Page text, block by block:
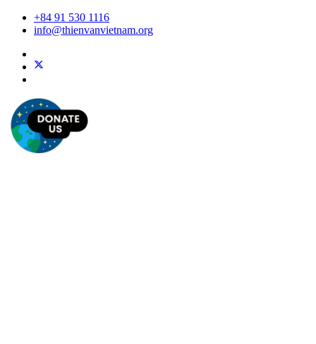
+84 91 530 1116
info@thienvanvietnam.org